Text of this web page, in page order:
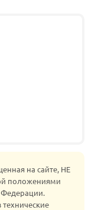
на сайте, НЕ
положениями
Федерации.